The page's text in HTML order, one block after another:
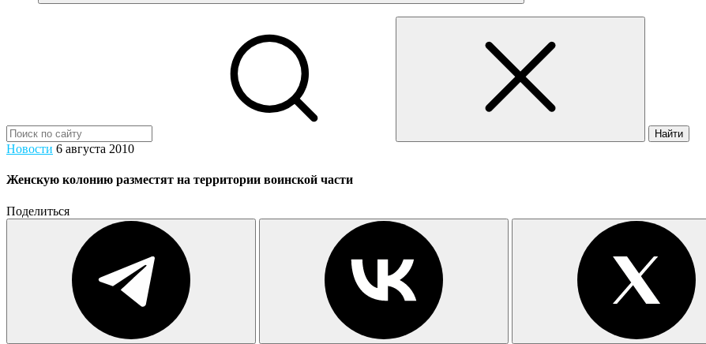
Найти
Новости 6 августа 2010
Женскую колонию разместят на территории воинской части
Поделиться